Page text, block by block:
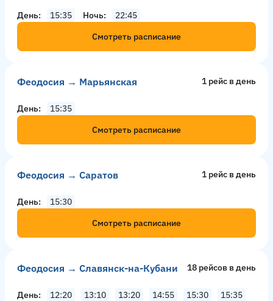
День 15:35 Ночь
22:45
Смотреть расписание
Феодосия → Марьянская 1 рейс в день
День
15:35
Смотреть расписание
Феодосия → Саратов 1 рейс в день
День
15:30
Смотреть расписание
Феодосия → Славянск-на-Кубани 18 рейсов в день
День 12:20 13:10 13:20 14:55 15:30
15:35